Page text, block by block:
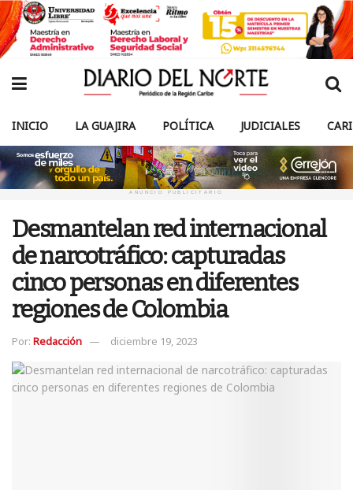
INICIO LA GUAJIRA POLÍTICA JUDICIALES
ANUNCIO PUBLICITARIO
Desmantelan red internacional
de narcotráfico: capturadas
cinco personas en diferentes
regiones de Colombia
Por: Redacción diciembre 19, 2023